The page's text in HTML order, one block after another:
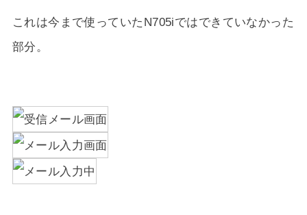
これは今まで使っていたN705iではできていなかった
部分。